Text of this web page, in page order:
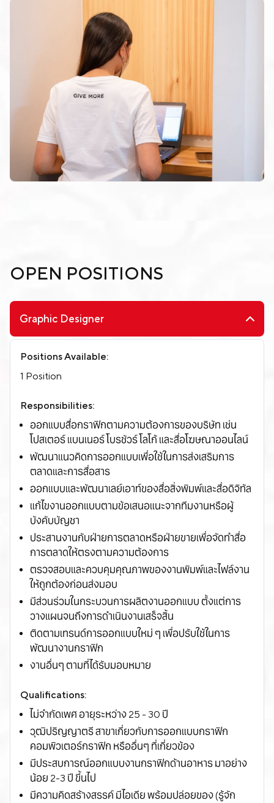
OPEN POSITIONS
Graphic Designer
Positions Available:
1 Position
Responsibilities:
ออกแบบสื่อกราฟิกตามความต้องการของบริษัท เช่น
โปสเตอร์ แบนเนอร์ โบรชัวร์ โลโก้ และสื่อโฆษณาออนไลน์
พัฒนาแนวคิดการออกแบบเพื่อใช้ในการส่งเสริมการ
ตลาดและการสื่อสาร
ออกแบบและพัฒนาเลย์เอาท์ของสื่อสิ่งพิมพ์และสื่อดิจิทัล
แก้ไขงานออกแบบตามข้อเสนอแนะจากทีมงานหรือผู้
บังคับบัญชา
ประสานงานกับฝ่ายการตลาดหรือฝ่ายขายเพื่อจัดทำสื่อ
การตลาดให้ตรงตามความต้องการ
ตรวจสอบและควบคุมคุณภาพของงานพิมพ์และไฟล์งาน
ให้ถูกต้องก่อนส่งมอบ
มีส่วนร่วมในกระบวนการผลิตงานออกแบบ ตั้งแต่การ
วางแผนจนถึงการดำเนินงานเสร็จสิ้น
ติดตามเทรนด์การออกแบบใหม่ ๆ เพื่อปรับใช้ในการ
พัฒนางานกราฟิก
งานอื่นๆ ตามที่ได้รับมอบหมาย
Qualifications:
ไม่จำกัดเพศ อายุระหว่าง 25 - 30 ปี
วุฒิปริญญาตรี สาขาเกี่ยวกับการออกแบบกราฟิก
คอมพิวเตอร์กราฟิก หรืออื่นๆ ที่เกี่ยวข้อง
มีประสบการณ์ออกแบบงานกราฟิกด้านอาหาร มาอย่าง
น้อย 2-3 ปี ขึ้นไป
มีความคิดสร้างสรรค์ มีไอเดีย พร้อมปล่อยของ (รู้จัก